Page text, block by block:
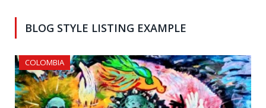
BLOG STYLE LISTING EXAMPLE
COLOMBIA